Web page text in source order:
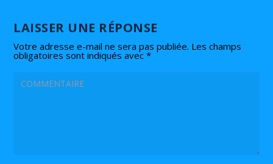
LAISSER UNE RÉPONSE
Votre adresse e-mail ne sera pas publiée. Les champs
obligatoires sont indiqués avec*